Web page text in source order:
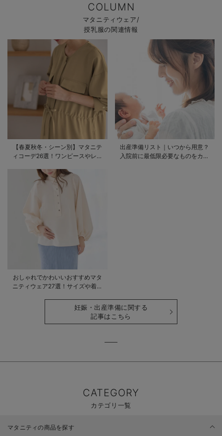
COLUMN
マタニティウェア/
授乳服の関連情報
【春夏秋冬・シーン別】マタニテ
ィコーデ26選！ワンピースやレギ
出産準備リスト｜いつから用意？
入院前に最低限必要なものをカテ
おしゃれでかわいいおすすめマタ
ニティウェア27選！サイズや着る
妊娠・出産準備に関する
記事はこちら
CATEGORY
カテゴリ一覧
マタニティの商品を探す